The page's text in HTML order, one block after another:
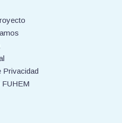
Privacidad
FUHEM